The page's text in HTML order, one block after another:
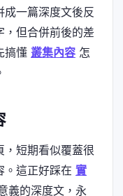
成一篇深度文後反
，但合併前後的差
搞懂 叢集內容 怎
，短期看似覆蓋很
。這正好踩在 實
義的深度文，永